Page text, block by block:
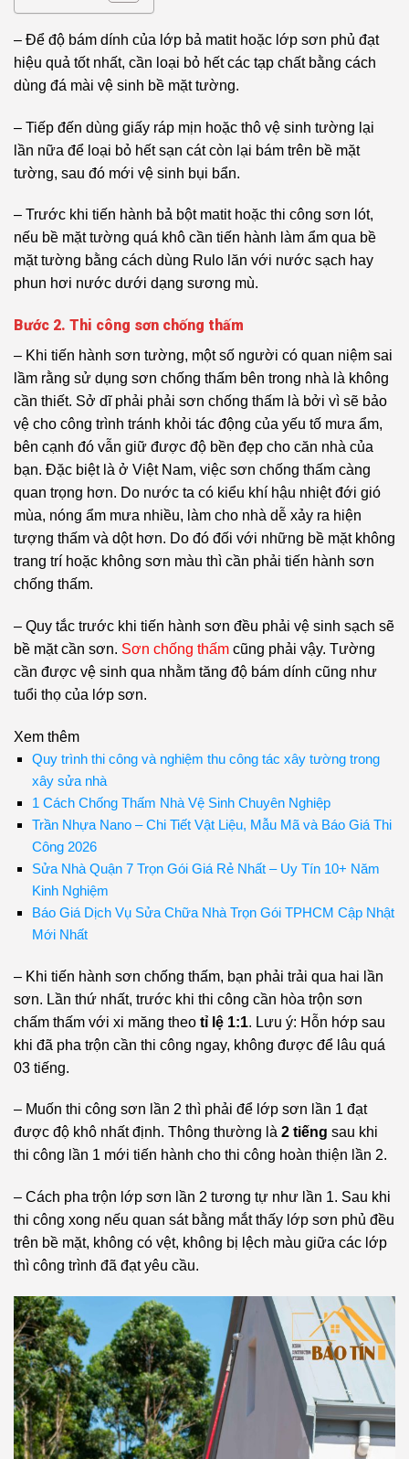
– Để độ bám dính của lớp bả matit hoặc lớp sơn phủ đạt
hiệu quả tốt nhất, cần loại bỏ hết các tạp chất bằng cách
dùng đá mài vệ sinh bề mặt tường.
– Tiếp đến dùng giấy ráp mịn hoặc thô vệ sinh tường lại
lần nữa để loại bỏ hết sạn cát còn lại bám trên bề mặt
tường, sau đó mới vệ sinh bụi bẩn.
– Trước khi tiến hành bả bột matit hoặc thi công sơn lót,
nếu bề mặt tường quá khô cần tiến hành làm ẩm qua bề
mặt tường bằng cách dùng Rulo lăn với nước sạch hay
phun hơi nước dưới dạng sương mù.
Bước 2. Thi công sơn chống thấm
– Khi tiến hành sơn tường, một số người có quan niệm sai
lầm rằng sử dụng sơn chống thấm bên trong nhà là không
cần thiết. Sở dĩ phải phải sơn chống thấm là bởi vì sẽ bảo
vệ cho công trình tránh khỏi tác động của yếu tố mưa ẩm,
bên cạnh đó vẫn giữ được độ bền đẹp cho căn nhà của
bạn. Đặc biệt là ở Việt Nam, việc sơn chống thấm càng
quan trọng hơn. Do nước ta có kiểu khí hậu nhiệt đới gió
mùa, nóng ẩm mưa nhiều, làm cho nhà dễ xảy ra hiện
tượng thấm và dột hơn. Do đó đối với những bề mặt không
trang trí hoặc không sơn màu thì cần phải tiến hành sơn
chống thấm.
– Quy tắc trước khi tiến hành sơn đều phải vệ sinh sạch sẽ
bề mặt cần sơn. Sơn chống thấm cũng phải vậy. Tường
cần được vệ sinh qua nhằm tăng độ bám dính cũng như
tuổi thọ của lớp sơn.
Xem thêm
Quy trình thi công và nghiệm thu công tác xây tường trong
xây sửa nhà
1 Cách Chống Thấm Nhà Vệ Sinh Chuyên Nghiệp
Trần Nhựa Nano – Chi Tiết Vật Liệu, Mẫu Mã và Báo Giá Thi
Công 2026
Sửa Nhà Quận 7 Trọn Gói Giá Rẻ Nhất – Uy Tín 10+ Năm
Kinh Nghiệm
Báo Giá Dịch Vụ Sửa Chữa Nhà Trọn Gói TPHCM Cập Nhật
Mới Nhất
– Khi tiến hành sơn chống thấm, bạn phải trải qua hai lần
sơn. Lần thứ nhất, trước khi thi công cần hòa trộn sơn
chấm thấm với xi măng theo tỉ lệ 1:1. Lưu ý: Hỗn hớp sau
khi đã pha trộn cần thi công ngay, không được để lâu quá
03 tiếng.
– Muốn thi công sơn lần 2 thì phải để lớp sơn lần 1 đạt
được độ khô nhất định. Thông thường là 2 tiếng sau khi
thi công lần 1 mới tiến hành cho thi công hoàn thiện lần 2.
– Cách pha trộn lớp sơn lần 2 tương tự như lần 1. Sau khi
thi công xong nếu quan sát bằng mắt thấy lớp sơn phủ đều
trên bề mặt, không có vệt, không bị lệch màu giữa các lớp
thì công trình đã đạt yêu cầu.